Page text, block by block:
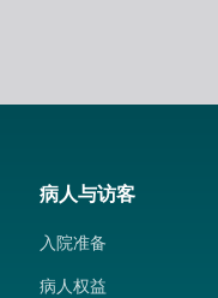
病人与访客
入院准备
病人权益